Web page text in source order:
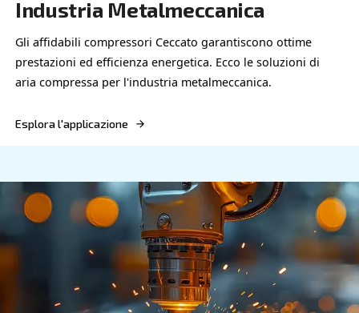
COMPRESSORI OIL-FREE
Alimenti e Bevande
sui compressori affidabili di Ceccato per
sicurezza ottimali. Scegli le nostre soluzioni per
compressa per alimenti e bevande.
Esplora l'applicazione